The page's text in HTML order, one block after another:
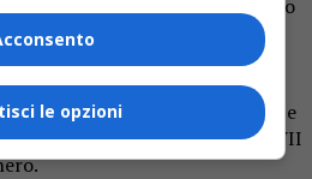
Successivamente qualche anno
C. Neopromossi, dopo aver
il fanalino di coda della
Gussago, stanno
di categoria, così nel secondo e
costretti alla resa di fronte al VII
le opzioni